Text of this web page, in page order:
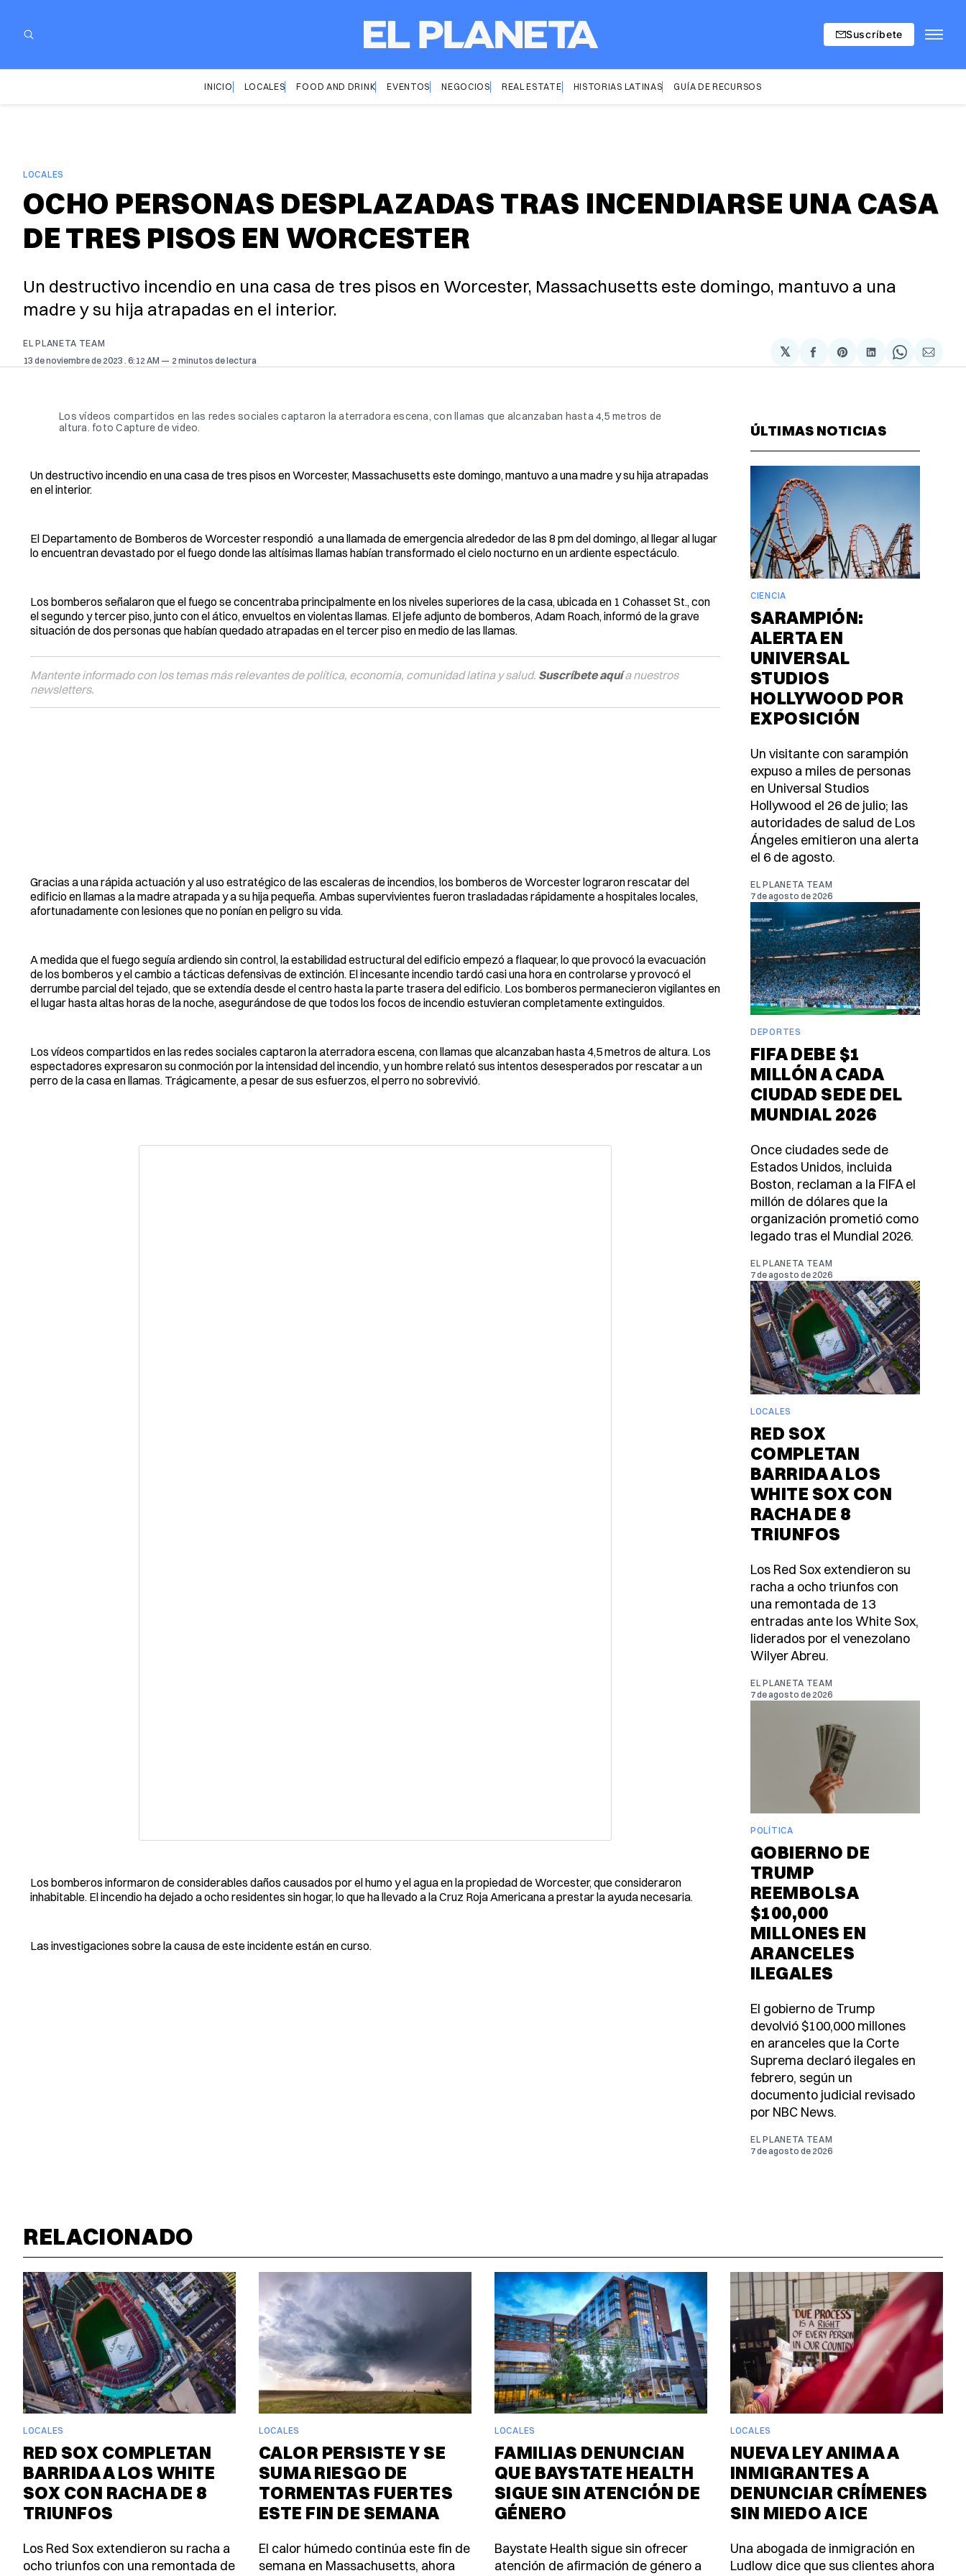
Suscríbete
INICIO LOCALES FOOD AND DRINK EVENTOS NEGOCIOS REAL ESTATE HISTORIAS LATINAS GUÍA DE RECURSOS
LOCALES
OCHO PERSONAS DESPLAZADAS TRAS INCENDIARSE UNA CASA
DE TRES PISOS EN WORCESTER
Un destructivo incendio en una casa de tres pisos en Worcester, Massachusetts este domingo, mantuvo a una
madre y su hija atrapadas en el interior.
EL PLANETA TEAM
13 de noviembre de 2023 . 6:12 AM 2 minutos de lectura
𝕏
Compartir
en
Share
on
Compartir
en
Share
on
via
Los vídeos compartidos en las redes sociales captaron la aterradora escena, con llamas que alcanzaban hasta 4,5 metros de
altura. foto Capture de video.
Un destructivo incendio en una casa de tres pisos en Worcester, Massachusetts este domingo, mantuvo a una madre y su hija atrapadas
en el interior.
El Departamento de Bomberos de Worcester respondió a una llamada de emergencia alrededor de las 8 pm del domingo, al llegar al lugar
lo encuentran devastado por el fuego donde las altísimas llamas habían transformado el cielo nocturno en un ardiente espectáculo.
Los bomberos señalaron que el fuego se concentraba principalmente en los niveles superiores de la casa, ubicada en 1 Cohasset St., con
el segundo y tercer piso, junto con el ático, envueltos en violentas llamas. El jefe adjunto de bomberos, Adam Roach, informó de la grave
situación de dos personas que habían quedado atrapadas en el tercer piso en medio de las llamas.
Mantente informado con los temas más relevantes de política, economía, comunidad latina y salud. Suscríbete aquía nuestros
newsletters.
Gracias a una rápida actuación y al uso estratégico de las escaleras de incendios, los bomberos de Worcester lograron rescatar del
edificio en llamas a la madre atrapada y a su hija pequeña. Ambas supervivientes fueron trasladadas rápidamente a hospitales locales,
afortunadamente con lesiones que no ponían en peligro su vida.
A medida que el fuego seguía ardiendo sin control, la estabilidad estructural del edificio empezó a flaquear, lo que provocó la evacuación
de los bomberos y el cambio a tácticas defensivas de extinción. El incesante incendio tardó casi una hora en controlarse y provocó el
derrumbe parcial del tejado, que se extendía desde el centro hasta la parte trasera del edificio. Los bomberos permanecieron vigilantes en
el lugar hasta altas horas de la noche, asegurándose de que todos los focos de incendio estuvieran completamente extinguidos.
Los vídeos compartidos en las redes sociales captaron la aterradora escena, con llamas que alcanzaban hasta 4,5 metros de altura. Los
espectadores expresaron su conmoción por la intensidad del incendio, y un hombre relató sus intentos desesperados por rescatar a un
perro de la casa en llamas. Trágicamente, a pesar de sus esfuerzos, el perro no sobrevivió.
Los bomberos informaron de considerables daños causados por el humo y el agua en la propiedad de Worcester, que consideraron
inhabitable. El incendio ha dejado a ocho residentes sin hogar, lo que ha llevado a la Cruz Roja Americana a prestar la ayuda necesaria.
Las investigaciones sobre la causa de este incidente están en curso.
ÚLTIMAS NOTICIAS
CIENCIA
SARAMPIÓN:
ALERTA EN
UNIVERSAL
STUDIOS
HOLLYWOOD POR
EXPOSICIÓN
Un visitante con sarampión
expuso a miles de personas
en Universal Studios
Hollywood el 26 de julio; las
autoridades de salud de Los
Ángeles emitieron una alerta
el 6 de agosto.
EL PLANETA TEAM
7 de agosto de 2026
DEPORTES
FIFA DEBE $1
MILLÓN A CADA
CIUDAD SEDE DEL
MUNDIAL 2026
Once ciudades sede de
Estados Unidos, incluida
Boston, reclaman a la FIFA el
millón de dólares que la
organización prometió como
legado tras el Mundial 2026.
EL PLANETA TEAM
7 de agosto de 2026
LOCALES
RED SOX
COMPLETAN
BARRIDA A LOS
WHITE SOX CON
RACHA DE 8
TRIUNFOS
Los Red Sox extendieron su
racha a ocho triunfos con
una remontada de 13
entradas ante los White Sox,
liderados por el venezolano
Wilyer Abreu.
EL PLANETA TEAM
7 de agosto de 2026
POLÍTICA
GOBIERNO DE
TRUMP
REEMBOLSA
$100,000
MILLONES EN
ARANCELES
ILEGALES
El gobierno de Trump
devolvió $100,000 millones
en aranceles que la Corte
Suprema declaró ilegales en
febrero, según un
documento judicial revisado
por NBC News.
EL PLANETA TEAM
7 de agosto de 2026
RELACIONADO
LOCALES
RED SOX COMPLETAN
BARRIDA A LOS WHITE
SOX CON RACHA DE 8
TRIUNFOS
Los Red Sox extendieron su racha a
ocho triunfos con una remontada de
LOCALES
CALOR PERSISTE Y SE
SUMA RIESGO DE
TORMENTAS FUERTES
ESTE FIN DE SEMANA
El calor húmedo continúa este fin de
semana en Massachusetts, ahora
LOCALES
FAMILIAS DENUNCIAN
QUE BAYSTATE HEALTH
SIGUE SIN ATENCIÓN DE
GÉNERO
Baystate Health sigue sin ofrecer
atención de afirmación de género a
LOCALES
NUEVA LEY ANIMA A
INMIGRANTES A
DENUNCIAR CRÍMENES
SIN MIEDO A ICE
Una abogada de inmigración en
Ludlow dice que sus clientes ahora